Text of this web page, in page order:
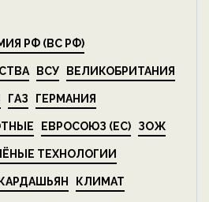
РФ (ВС РФ)
ВСУ ВЕЛИКОБРИТАНИЯ
ГАЗ ГЕРМАНИЯ
ЕВРОСОЮЗ (ЕС) ЗОЖ
ТЕХНОЛОГИИ
КЛИМАТ